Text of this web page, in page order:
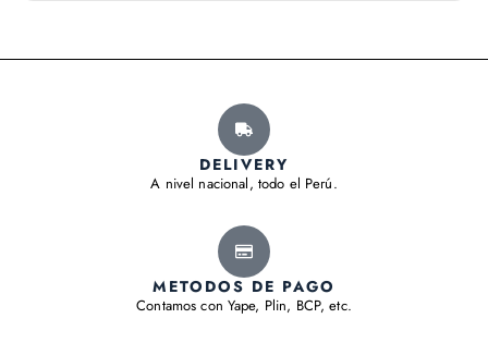
DELIVERY
A nivel nacional, todo el Perú.
METODOS DE PAGO
Contamos con Yape, Plin, BCP, etc.